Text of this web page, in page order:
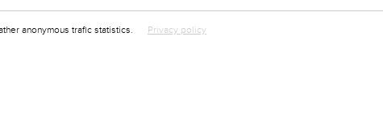
anonymous trafic statistics. Privacy policy